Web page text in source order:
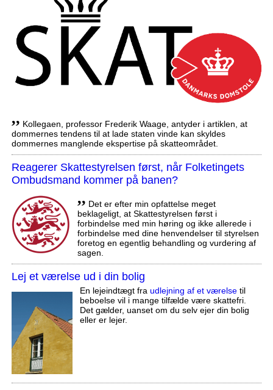
,, Kollegaen, professor Frederik Waage, antyder i artiklen, at
dommernes tendens til at lade staten vinde kan skyldes
dommernes manglende ekspertise på skatteområdet.
Reagerer Skattestyrelsen først, når Folketingets
Ombudsmand kommer på banen?
,, Det er efter min opfattelse meget
beklageligt, at Skattestyrelsen først i
forbindelse med min høring og ikke allerede i
forbindelse med dine henvendelser til styrelsen
foretog en egentlig behandling og vurdering af
sagen.
Lej et værelse ud i din bolig
En lejeindtægt fra udlejning af et værelsetil
beboelse vil i mange tilfælde være skattefri.
Det gælder, uanset om du selv ejer din bolig
eller er lejer.